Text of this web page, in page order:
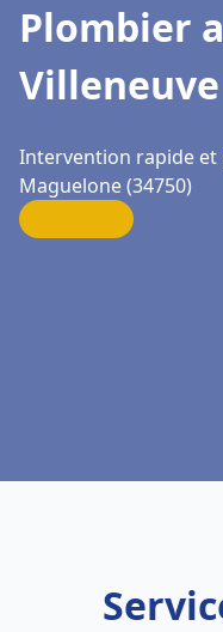
Plombier
Intervention rapide et
Maguelone (34750)